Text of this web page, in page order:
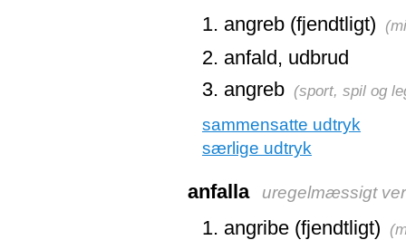
angreb (fjendtligt) (
anfald, udbrud
angreb (sport, spil og
sammensatte udtryk
særlige udtryk
anfalla uregelmæssigt
angribe (fjendtligt) (